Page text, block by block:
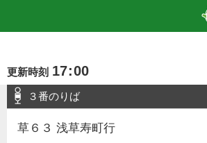
更新時刻 17:00
３番のりば
草６３ 浅草寿町行